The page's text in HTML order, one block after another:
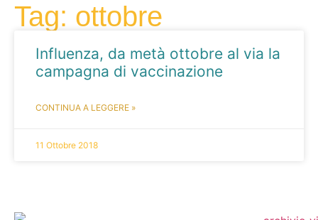
Tag: ottobre
Influenza, da metà ottobre al via la
campagna di vaccinazione
CONTINUA A LEGGERE »
11 Ottobre 2018